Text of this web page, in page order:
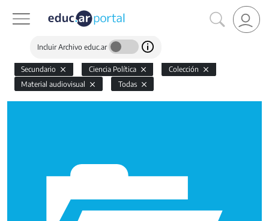
Incluir Archivo educ.ar
Secundario Ciencia Política
Colección
Material audiovisual
Todas